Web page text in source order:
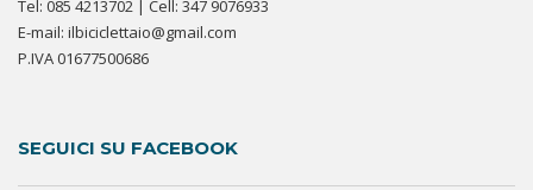
Tel: 085 4213702 | Cell: 347 9076933
E-mail: ilbiciclettaio@gmail.com
P.IVA 01677500686
SEGUICI SU FACEBOOK